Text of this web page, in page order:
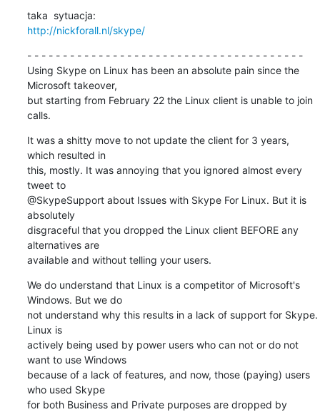
http://nickforall.nl/skype/
- - - - - - - - - - - - - - - - - - - - - - - - - - - - - - - - - - - - - - -
Using Skype on Linux has been an absolute pain since the
Microsoft takeover,
but starting from February 22 the Linux client is unable to join
calls.
It was a shitty move to not update the client for 3 years,
which resulted in
this, mostly. It was annoying that you ignored almost every
tweet to
@SkypeSupport about Issues with Skype For Linux. But it is
absolutely
disgraceful that you dropped the Linux client BEFORE any
alternatives are
available and without telling your users.
We do understand that Linux is a competitor of Microsoft's
Windows. But we do
not understand why this results in a lack of support for Skype.
Linux is
actively being used by power users who can not or do not
want to use Windows
because of a lack of features, and now, those (paying) users
who used Skype
for both Business and Private purposes are dropped by